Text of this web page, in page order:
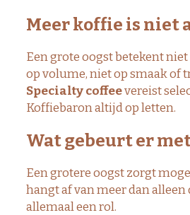
Meer koffie is niet
Een grote oogst betekent
op volume, niet op smaak of
Specialty coffeevereist
Koffiebaron altijd op letten.
Wat gebeurt er
Een grotere oogst zorgt
hangt af van meer dan
allemaal een rol.